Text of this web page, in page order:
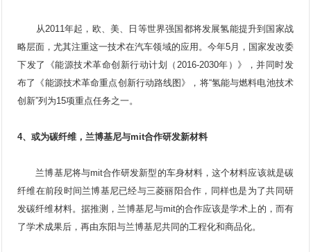
从2011年起，欧、美、日等世界强国都将发展氢能提升到国家战
略层面，尤其注重这一技术在汽车领域的应用。今年5月，国家发改委
下发了《能源技术革命创新行动计划（2016-2030年）》，并同时发
布了《能源技术革命重点创新行动路线图》，将“氢能与燃料电池技术
创新”列为15项重点任务之一。
4、或为碳纤维，兰博基尼与mit合作研发新材料
兰博基尼将与mit合作研发新型的车身材料，这个材料应该就是碳
纤维在前段时间兰博基尼已经与三菱丽阳合作，同样也是为了共同研
发碳纤维材料。据推测，兰博基尼与mit的合作应该是学术上的，而有
了学术成果后，再由东阳与兰博基尼共同的工程化和商品化。